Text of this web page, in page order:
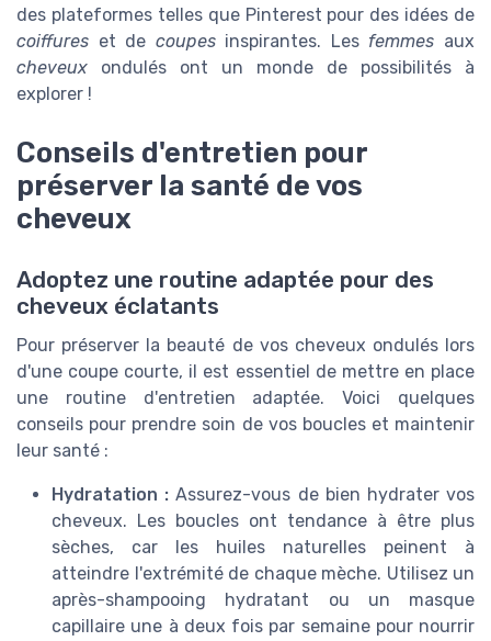
des plateformes telles que Pinterest pour des idées de
coiffures et de coupesinspirantes. Les femmes aux
cheveux ondulés ont un monde de possibilités à
explorer !
Conseils d'entretien pour
préserver la santé de vos
cheveux
Adoptez une routine adaptée pour des
cheveux éclatants
Pour préserver la beauté de vos cheveux ondulés lors
d'une coupe courte, il est essentiel de mettre en place
une routine d'entretien adaptée. Voici quelques
conseils pour prendre soin de vos boucles et maintenir
leur santé :
Hydratation : Assurez-vous de bien hydrater vos
cheveux. Les boucles ont tendance à être plus
sèches, car les huiles naturelles peinent à
atteindre l'extrémité de chaque mèche. Utilisez un
après-shampooing hydratant ou un masque
capillaire une à deux fois par semaine pour nourrir